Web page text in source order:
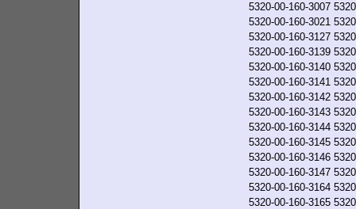
5320-00-160-3007
5320-00-160-3021
5320-00-160-3127
5320-00-160-3139
5320-00-160-3140
5320-00-160-3141
5320-00-160-3142
5320-00-160-3143
5320-00-160-3144
5320-00-160-3145
5320-00-160-3146
5320-00-160-3147
5320-00-160-3164
5320-00-160-3165